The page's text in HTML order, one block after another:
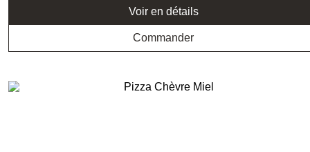
Voir en détails
Commander